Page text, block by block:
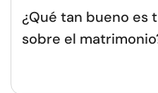
¿Qué tan bueno es
sobre el